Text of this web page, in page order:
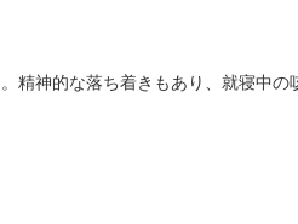
精神的な落ち着きもあり、就寝中